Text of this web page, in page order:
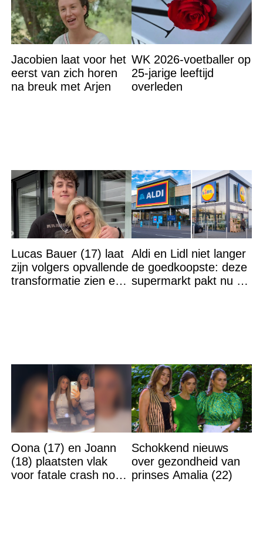
Jacobien laat voor het
eerst van zich horen
na breuk met Arjen
WK 2026-voetballer op
25-jarige leeftijd
overleden
Lucas Bauer (17) laat
zijn volgers opvallende
transformatie zien en
Aldi en Lidl niet langer
de goedkoopste: deze
supermarkt pakt nu de
Oona (17) en Joann
(18) plaatsten vlak
voor fatale crash nog
Schokkend nieuws
over gezondheid van
prinses Amalia (22)